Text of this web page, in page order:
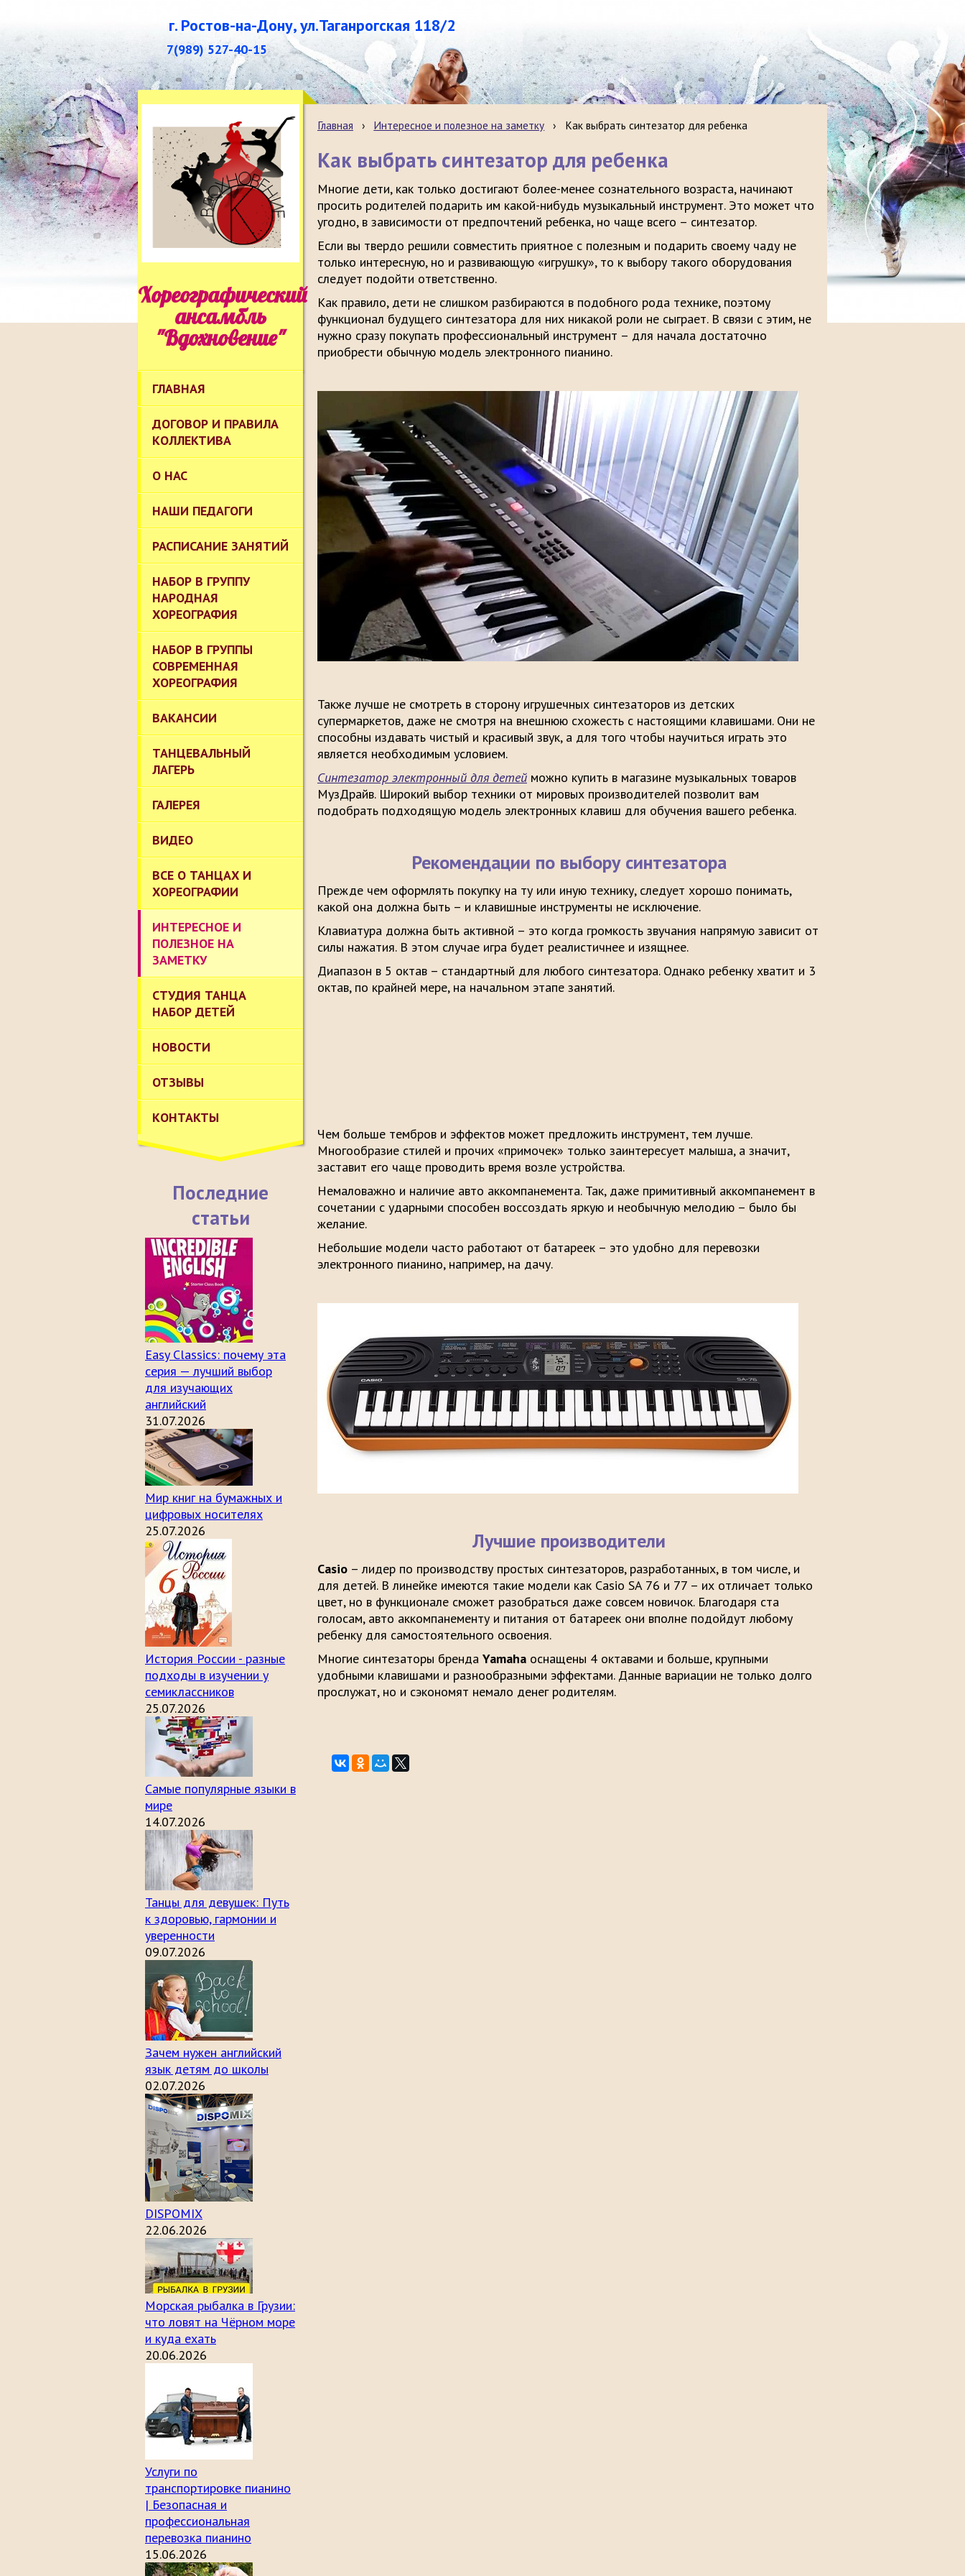
г. Ростов-на-Дону, ул.Таганрогская 118/2
7(989) 527-40-15
Хореографический
ансамбль
"Вдохновение"
ГЛАВНАЯ
ДОГОВОР И ПРАВИЛА
КОЛЛЕКТИВА
О НАС
НАШИ ПЕДАГОГИ
РАСПИСАНИЕ ЗАНЯТИЙ
НАБОР В ГРУППУ
НАРОДНАЯ
ХОРЕОГРАФИЯ
НАБОР В ГРУППЫ
СОВРЕМЕННАЯ
ХОРЕОГРАФИЯ
ВАКАНСИИ
ТАНЦЕВАЛЬНЫЙ
ЛАГЕРЬ
ГАЛЕРЕЯ
ВИДЕО
ВСЕ О ТАНЦАХ И
ХОРЕОГРАФИИ
ИНТЕРЕСНОЕ И
ПОЛЕЗНОЕ НА
ЗАМЕТКУ
СТУДИЯ ТАНЦА
НАБОР ДЕТЕЙ
НОВОСТИ
ОТЗЫВЫ
КОНТАКТЫ
Последние
статьи
Easy Classics: почему эта
серия — лучший выбор
для изучающих
английский
31.07.2026
Мир книг на бумажных и
цифровых носителях
25.07.2026
История России - разные
подходы в изучении у
семиклассников
25.07.2026
Самые популярные языки в
мире
14.07.2026
Танцы для девушек: Путь
к здоровью, гармонии и
уверенности
09.07.2026
Зачем нужен английский
язык детям до школы
02.07.2026
DISPOMIX
22.06.2026
Морская рыбалка в Грузии:
что ловят на Чёрном море
и куда ехать
20.06.2026
Услуги по
транспортировке пианино
| Безопасная и
профессиональная
перевозка пианино
15.06.2026
Главная › Интересное и полезное на заметку › Как выбрать синтезатор для ребенка
Как выбрать синтезатор для ребенка
Многие дети, как только достигают более-менее сознательного возраста, начинают
просить родителей подарить им какой-нибудь музыкальный инструмент. Это может что
угодно, в зависимости от предпочтений ребенка, но чаще всего – синтезатор.
Если вы твердо решили совместить приятное с полезным и подарить своему чаду не
только интересную, но и развивающую «игрушку», то к выбору такого оборудования
следует подойти ответственно.
Как правило, дети не слишком разбираются в подобного рода технике, поэтому
функционал будущего синтезатора для них никакой роли не сыграет. В связи с этим, не
нужно сразу покупать профессиональный инструмент – для начала достаточно
приобрести обычную модель электронного пианино.
Также лучше не смотреть в сторону игрушечных синтезаторов из детских
супермаркетов, даже не смотря на внешнюю схожесть с настоящими клавишами. Они не
способны издавать чистый и красивый звук, а для того чтобы научиться играть это
является необходимым условием.
Синтезатор электронный для детей можно купить в магазине музыкальных товаров
МузДрайв. Широкий выбор техники от мировых производителей позволит вам
подобрать подходящую модель электронных клавиш для обучения вашего ребенка.
Рекомендации по выбору синтезатора
Прежде чем оформлять покупку на ту или иную технику, следует хорошо понимать,
какой она должна быть – и клавишные инструменты не исключение.
Клавиатура должна быть активной – это когда громкость звучания напрямую зависит от
силы нажатия. В этом случае игра будет реалистичнее и изящнее.
Диапазон в 5 октав – стандартный для любого синтезатора. Однако ребенку хватит и 3
октав, по крайней мере, на начальном этапе занятий.
Чем больше тембров и эффектов может предложить инструмент, тем лучше.
Многообразие стилей и прочих «примочек» только заинтересует малыша, а значит,
заставит его чаще проводить время возле устройства.
Немаловажно и наличие авто аккомпанемента. Так, даже примитивный аккомпанемент в
сочетании с ударными способен воссоздать яркую и необычную мелодию – было бы
желание.
Небольшие модели часто работают от батареек – это удобно для перевозки
электронного пианино, например, на дачу.
Лучшие производители
Casio – лидер по производству простых синтезаторов, разработанных, в том числе, и
для детей. В линейке имеются такие модели как Casio SA 76 и 77 – их отличает только
цвет, но в функционале сможет разобраться даже совсем новичок. Благодаря ста
голосам, авто аккомпанементу и питания от батареек они вполне подойдут любому
ребенку для самостоятельного освоения.
Многие синтезаторы бренда Yamaha оснащены 4 октавами и больше, крупными
удобными клавишами и разнообразными эффектами. Данные вариации не только долго
прослужат, но и сэкономят немало денег родителям.